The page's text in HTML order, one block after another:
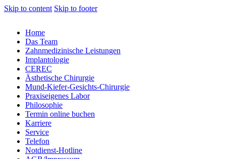
Skip to content Skip to footer
Home
Das Team
Zahnmedizinische Leistungen
Implantologie
CEREC
Ästhetische Chirurgie
Mund-Kiefer-Gesichts-Chirurgie
Praxiseigenes Labor
Philosophie
Termin online buchen
Karriere
Service
Telefon
Notdienst-Hotline